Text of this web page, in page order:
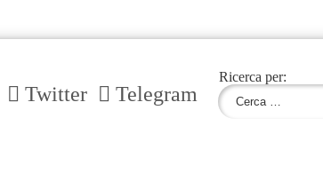
Twitter Telegram
Ricerca per: